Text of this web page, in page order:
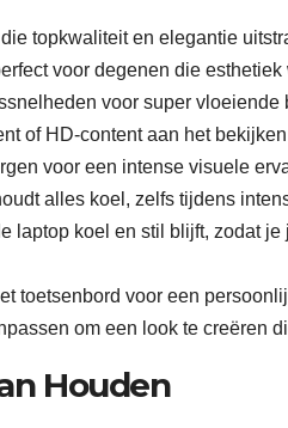
topkwaliteit en elegantie
voor degenen die esthetiek
voor super
of HD-content aan het
voor een intense visuele
alles koel, zelfs tijdens
laptop koel en stil blijft, zodat
toetsenbord voor een
om een look te creëren
Houden